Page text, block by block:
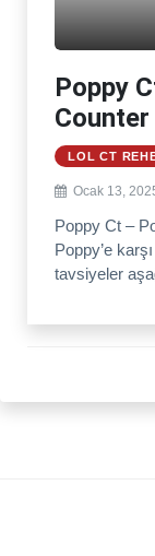
Poppy
LOL CT
Ocak 13,
Poppy Ct –
Poppy’e
tavsiyeler